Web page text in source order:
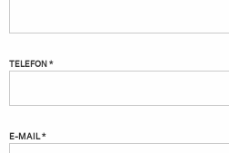
TELEFON *
E-MAIL *